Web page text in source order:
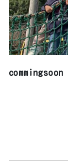
commingsoon